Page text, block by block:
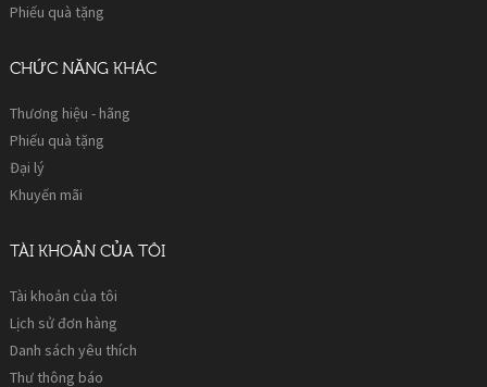
Phiếu quà tặng
CHỨC NĂNG KHÁC
Thương hiệu - hãng
Phiếu quà tặng
Đại lý
Khuyến mãi
TÀI KHOẢN CỦA TÔI
Tài khoản của tôi
Lịch sử đơn hàng
Danh sách yêu thích
Thư thông báo